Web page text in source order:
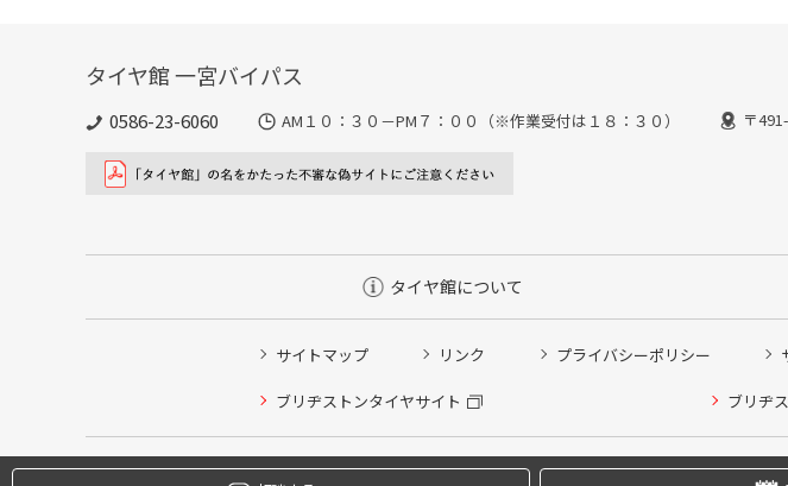
タイヤ館 一宮バイパス
0586-23-6060 AM１０：３０－PM７：００（※作業受付は１８：３０） 〒
タイヤ館について
サイトマップ リンク プライバシーポリシー
ブリヂストンタイヤサイト ブリヂ
Copyright © 2024
タイヤ点検・安全点検/タイヤ履き替え/オイル交換/その他ピット作業の予約
クローク契約会員専用タイヤ履き替え※タイヤ履き替えを希望のクローク契約会員の方はこち
本日のタイヤ履き替え順番待ち予約 ※クローク契約会員の方はご利用いただけません